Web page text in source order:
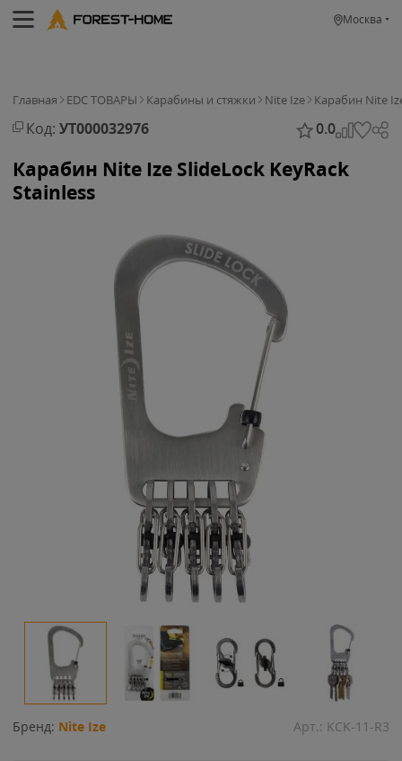
Москва
Главная EDC ТОВАРЫ Карабины и стяжки Nite Ize Карабин Nite
Код: УТ000032976 0.0
Карабин Nite Ize SlideLock KeyRack
Stainless
Бренд: Nite Ize Арт.: KCK-11-R3